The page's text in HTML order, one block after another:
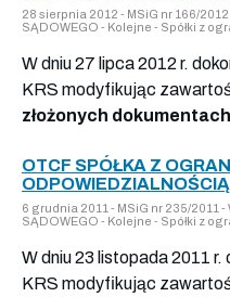
28 sierpnia 2012 - MSiG nr 166/
SĄDOWEGO - Kolejne - Spółki z
W dniu 27 lipca 2012 r.
KRS modyfikując
złożonych dokumentach
OTCF SPÓŁKA Z
6 grudnia 2011 - MSiG nr 235/2011 -
SĄDOWEGO - Kolejne - Spółki z
W dniu 23 listopada 2011
KRS modyfikując